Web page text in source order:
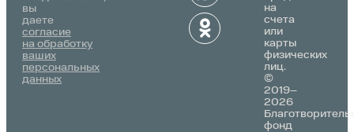
вы
даете
согласие
на обработку
ваших
персональных
данных
©
2019–
2026
фонд
на
счета
или
карты
физических
лиц.